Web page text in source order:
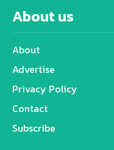
About us
About
Advertise
Privacy Policy
Contact
Subscribe